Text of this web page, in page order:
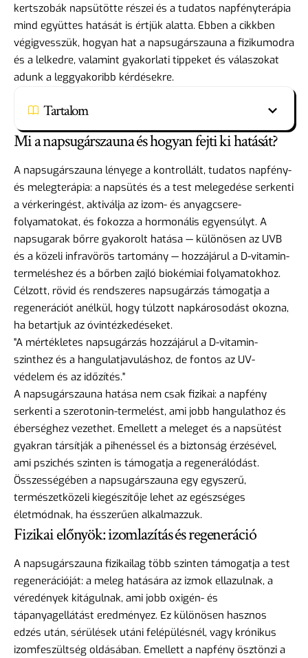
kertszobák napsütötte részei és a tudatos napfényterápia
mind együttes hatását is értjük alatta. Ebben a cikkben
végigvesszük, hogyan hat a napsugárszauna a fizikumodra
és a lelkedre, valamint gyakorlati tippeket és válaszokat
adunk a leggyakoribb kérdésekre.
Tartalom
Mi a napsugárszauna és hogyan fejti ki hatását?
A napsugárszauna lényege a kontrollált, tudatos napfény-
és melegterápia: a napsütés és a test melegedése serkenti
a vérkeringést, aktiválja az izom- és anyagcsere-
folyamatokat, és fokozza a hormonális egyensúlyt. A
napsugarak bőrre gyakorolt hatása — különösen az UVB
és a közeli infravörös tartomány — hozzájárul a D-vitamin-
termeléshez és a bőrben zajló biokémiai folyamatokhoz.
Célzott, rövid és rendszeres napsugárzás támogatja a
regenerációt anélkül, hogy túlzott napkárosodást okozna,
ha betartjuk az óvintézkedéseket.
"A mértékletes napsugárzás hozzájárul a D-vitamin-
szinthez és a hangulatjavuláshoz, de fontos az UV-
védelem és az időzítés."
A napsugárszauna hatása nem csak fizikai: a napfény
serkenti a szerotonin-termelést, ami jobb hangulathoz és
éberséghez vezethet. Emellett a meleget és a napsütést
gyakran társítják a pihenéssel és a biztonság érzésével,
ami pszichés szinten is támogatja a regenerálódást.
Összességében a napsugárszauna egy egyszerű,
természetközeli kiegészítője lehet az egészséges
életmódnak, ha ésszerűen alkalmazzuk.
Fizikai előnyök: izomlazítás és regeneráció
A napsugárszauna fizikailag több szinten támogatja a test
regenerációját: a meleg hatására az izmok ellazulnak, a
véredények kitágulnak, ami jobb oxigén- és
tápanyagellátást eredményez. Ez különösen hasznos
edzés után, sérülések utáni felépülésnél, vagy krónikus
izomfeszültség oldásában. Emellett a napfény ösztönzi a